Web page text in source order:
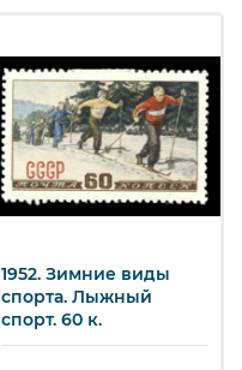
1952. Зимние виды
спорта. Лыжный
спорт. 60 к.